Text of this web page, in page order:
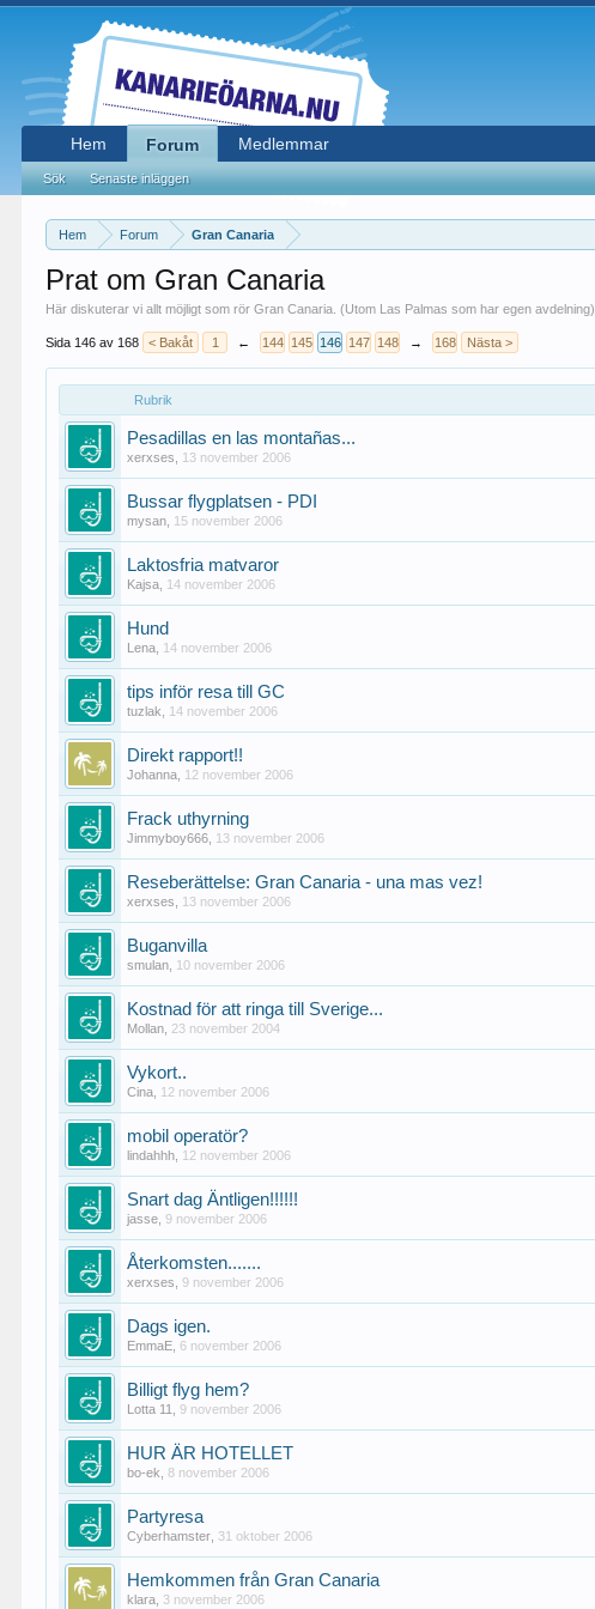
Hem Forum Gran Canaria
Prat om Gran Canaria
Här diskuterar vi allt möjligt som rör Gran Canaria. (Utom Las Palmas som har egen avdelning).
Sida 146 av 168 < Bakåt 1 ← 144 145 146 147 148 → 168 Nästa >
Rubrik
Pesadillas en las montañas...
xerxses 13 november 2006
Bussar flygplatsen - PDI
mysan 15 november 2006
Laktosfria matvaror
Kajsa 14 november 2006
Hund
Lena 14 november 2006
tips inför resa till GC
tuzlak 14 november 2006
Direkt rapport!!
Johanna 12 november 2006
Frack uthyrning
Jimmyboy666 13 november 2006
Reseberättelse: Gran Canaria - una mas vez!
xerxses 13 november 2006
Buganvilla
smulan 10 november 2006
Kostnad för att ringa till Sverige...
Mollan 23 november 2004
Vykort..
Cina 12 november 2006
mobil operatör?
lindahhh 12 november 2006
Snart dag Äntligen!!!!!!
jasse ,9 november 2006
Återkomsten.......
xerxses ,9 november 2006
Dags igen.
EmmaE 6 november 2006
Billigt flyg hem?
Lotta 11 ,9 november 2006
HUR ÄR HOTELLET
bo-ek ,8 november 2006
Partyresa
Cyberhamster 31 oktober 2006
Hemkommen från Gran Canaria
klara 3 november 2006
Hem Forum
Sök Senaste inläggen
Medlemmar